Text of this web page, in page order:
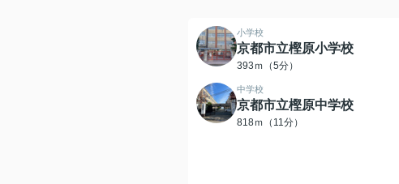
小学校
京都市立樫原小学校
393ｍ（5分）
中学校
京都市立樫原中学校
818ｍ（11分）